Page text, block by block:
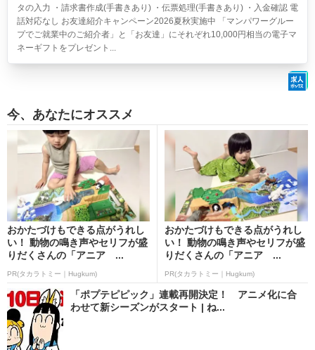
タの入力 ・請求書作成(手書きあり) ・伝票処理(手書きあり) ・入金確認 電
話対応なし お友達紹介キャンペーン2026夏秋実施中 「マンパワーグルー
プでご就業中のご紹介者」と「お友達」にそれぞれ10,000円相当の電子マ
ネーギフトをプレゼント...
今、あなたにオススメ
おかたづけもできる点がうれし
い！ 動物の鳴き声やセリフが盛
りだくさんの「アニア ...
PR(タカラトミー｜Hugkum)
おかたづけもできる点がうれし
い！ 動物の鳴き声やセリフが盛
りだくさんの「アニア ...
PR(タカラトミー｜Hugkum)
「ポプテピピック」連載再開決定！ アニメ化に合
わせて新シーズンがスタート | ね...